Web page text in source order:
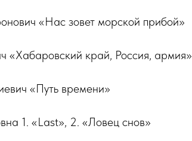
«Нас зовет морской прибой»
«Хабаровский край, Россия, армия»
«Путь времени»
1. «Last», 2. «Ловец снов»